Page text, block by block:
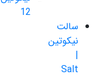
12
سالت
نیکوتین
|
Salt